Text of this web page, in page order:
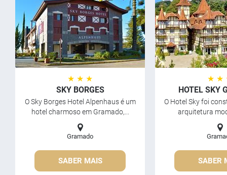
★ ★ ★
SKY BORGES
O Sky Borges Hotel Alpenhaus é um
hotel charmoso em Gramado,...
Gramado
SABER MAIS
★ ★
HOTEL SKY
O Hotel Sky foi
arquitetura
SABER